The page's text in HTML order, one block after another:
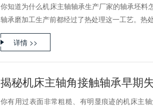
你知道为什么机床主轴轴承生产厂家的轴承坯
轴承磨加工生产前都经过了热处理这一工艺。热
详情 >>
揭秘机床主轴角接触轴承早期
你有用过表面非常粗糙、有明显痕迹的机床主